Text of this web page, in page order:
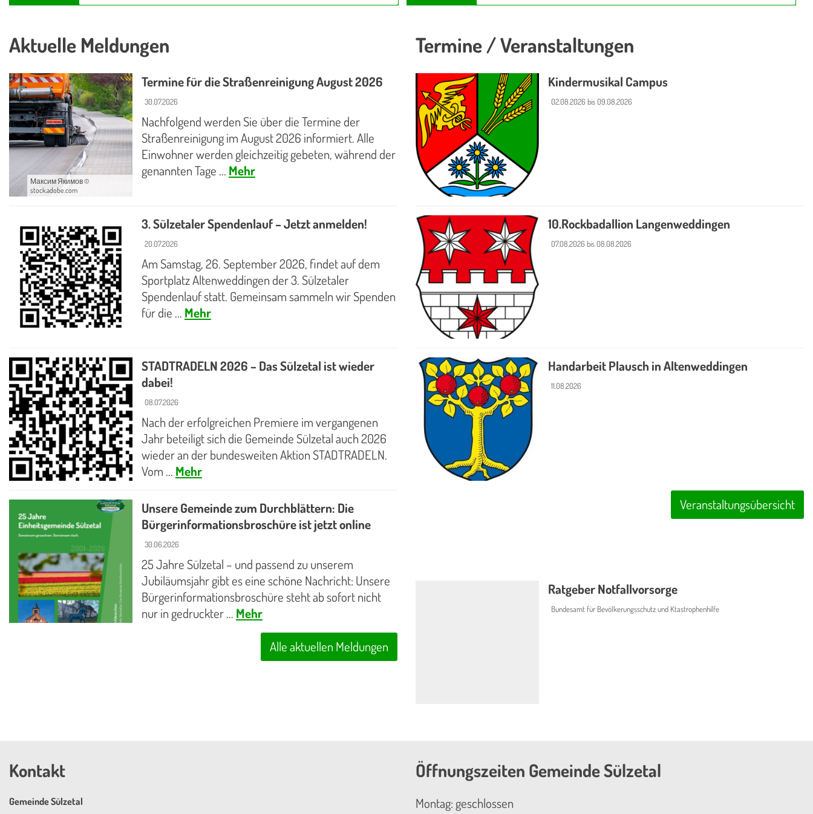
Aktuelle Meldungen
Termine für die Straßenreinigung August 2026
30.07.2026
Nachfolgend werden Sie über die Termine der
Straßenreinigung im August 2026 informiert. Alle
Einwohner werden gleichzeitig gebeten, während der
genannten Tage ... Mehr
Максим Якимов ©
stock.adobe.com
3. Sülzetaler Spendenlauf – Jetzt anmelden!
20.07.2026
Am Samstag, 26. September 2026, findet auf dem
Sportplatz Altenweddingen der 3. Sülzetaler
Spendenlauf statt. Gemeinsam sammeln wir Spenden
für die ... Mehr
STADTRADELN 2026 – Das Sülzetal ist wieder
dabei!
08.07.2026
Nach der erfolgreichen Premiere im vergangenen
Jahr beteiligt sich die Gemeinde Sülzetal auch 2026
wieder an der bundesweiten Aktion STADTRADELN.
Vom ... Mehr
Unsere Gemeinde zum Durchblättern: Die
Bürgerinformationsbroschüre ist jetzt online
30.06.2026
25 Jahre Sülzetal – und passend zu unserem
Jubiläumsjahr gibt es eine schöne Nachricht: Unsere
Bürgerinformationsbroschüre steht ab sofort nicht
nur in gedruckter ... Mehr
Alle aktuellen Meldungen
Termine / Veranstaltungen
Kindermusikal Campus
02.08.2026 bis 09.08.2026
10.Rockbadallion Langenweddingen
07.08.2026 bis 08.08.2026
Handarbeit Plausch in Altenweddingen
11.08.2026
Veranstaltungsübersicht
Ratgeber Notfallvorsorge
Bundesamt für Bevölkerungsschutz und Ktastrophenhilfe
Kontakt
Gemeinde Sülzetal
Öffnungszeiten Gemeinde Sülzetal
Montag: geschlossen